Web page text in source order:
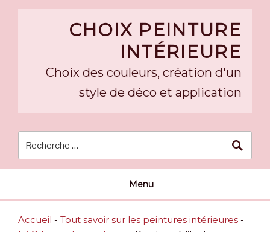
CHOIX PEINTURE
INTÉRIEURE
Choix des couleurs, création d'un
style de déco et application
Menu
Accueil - Tout savoir sur les peintures intérieures -